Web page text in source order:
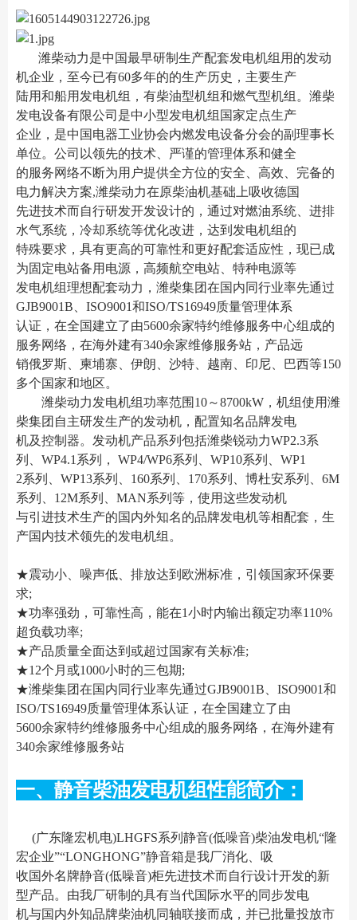
潍柴动力是中国最早研制生产配套发电机组用的发动
机企业，至今已有60多年的的生产历史，主要生产
陆用和船用发电机组，有柴油型机组和燃气型机组。潍柴
发电设备有限公司是中小型发电机组国家定点生产
企业，是中国电器工业协会内燃发电设备分会的副理事长
单位。公司以领先的技术、严谨的管理体系和健全
的服务网络不断为用户提供全方位的安全、高效、完备的
电力解决方案,潍柴动力在原柴油机基础上吸收德国
先进技术而自行研发开发设计的，通过对燃油系统、进排
水气系统，冷却系统等优化改进，达到发电机组的
特殊要求，具有更高的可靠性和更好配套适应性，现已成
为固定电站备用电源，高频航空电站、特种电源等
发电机组理想配套动力，潍柴集团在国内同行业率先通过
GJB9001B、ISO9001和ISO/TS16949质量管理体系
认证，在全国建立了由5600余家特约维修服务中心组成的
服务网络，在海外建有340余家维修服务站，产品远
销俄罗斯、柬埔寨、伊朗、沙特、越南、印尼、巴西等150
多个国家和地区。
潍柴动力发电机组功率范围10～8700kW，机组使用潍
柴集团自主研发生产的发动机，配置知名品牌发电
机及控制器。发动机产品系列包括潍柴锐动力WP2.3系
列、WP4.1系列， WP4/WP6系列、WP10系列、WP1
2系列、WP13系列、160系列、170系列、博杜安系列、6M
系列、12M系列、MAN系列等，使用这些发动机
与引进技术生产的国内外知名的品牌发电机等相配套，生
产国内技术领先的发电机组。
★震动小、噪声低、排放达到欧洲标准，引领国家环保要
求;
★功率强劲，可靠性高，能在1小时内输出额定功率110%
超负载功率;
★产品质量全面达到或超过国家有关标准;
★12个月或1000小时的三包期;
★潍柴集团在国内同行业率先通过GJB9001B、ISO9001和
ISO/TS16949质量管理体系认证，在全国建立了由
5600余家特约维修服务中心组成的服务网络，在海外建有
340余家维修服务站
一、静音柴油发电机组性能简介：
(广东隆宏机电)LHGFS系列静音(低噪音)柴油发电机“隆
宏企业”“LONGHONG”静音箱是我厂消化、吸
收国外名牌静音(低噪音)柜先进技术而自行设计开发的新
型产品。由我厂研制的具有当代国际水平的同步发电
机与国内外知品牌柴油机同轴联接而成，并已批量投放市